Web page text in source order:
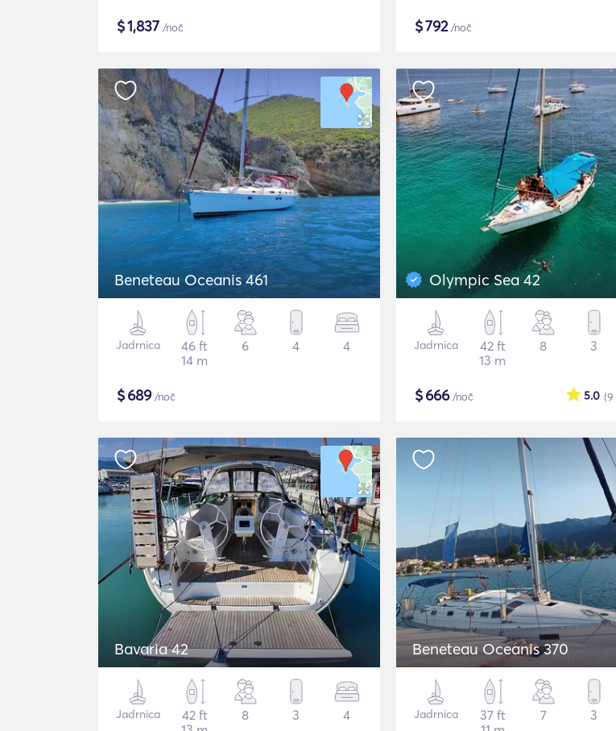
$1,837 /noč $792/noč
Beneteau Oceanis 461
Jadrnica
46 ft
14 m
6 4 4
$689/noč
Olympic Sea 42
Jadrnica
42 ft
13 m
8 3
$666/noč (9
5.0
Bavaria 42
Jadrnica
42 ft
8 3 4
Beneteau Oceanis 370
Jadrnica
37 ft
7 3